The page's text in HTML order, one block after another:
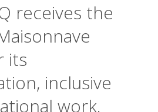
receives the
its
inclusive
work.